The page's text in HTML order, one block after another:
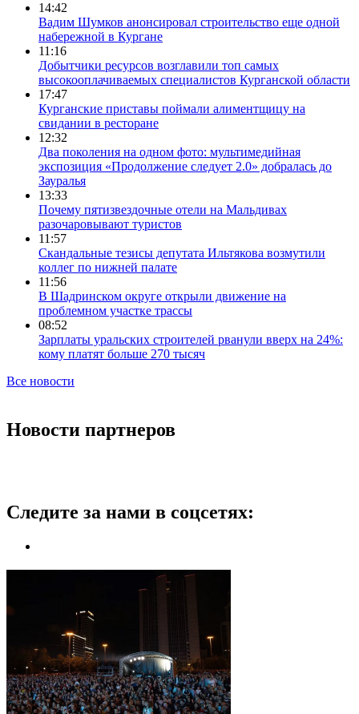
14:42
Вадим Шумков анонсировал строительство еще одной
набережной в Кургане
11:16
Добытчики ресурсов возглавили топ самых
высокооплачиваемых специалистов Курганской области
17:47
Курганские приставы поймали алиментщицу на
свидании в ресторане
12:32
Два поколения на одном фото: мультимедийная
экспозиция «Продолжение следует 2.0» добралась до
Зауралья
13:33
Почему пятизвездочные отели на Мальдивах
разочаровывают туристов
11:57
Скандальные тезисы депутата Ильтякова возмутили
коллег по нижней палате
11:56
В Шадринском округе открыли движение на
проблемном участке трассы
08:52
Зарплаты уральских строителей рванули вверх на 24%:
кому платят больше 270 тысяч
Все новости
Новости партнеров
Следите за нами в соцсетях: